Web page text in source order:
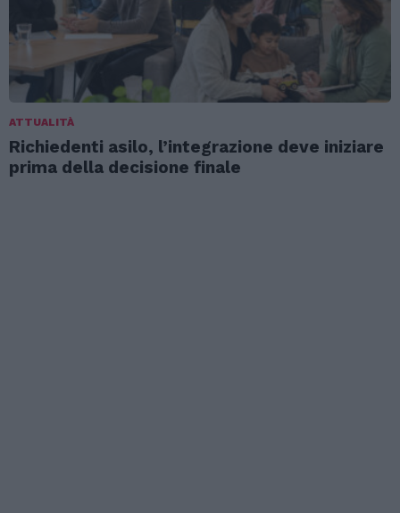
ATTUALITÀ
Richiedenti asilo, l’integrazione deve iniziare
prima della decisione finale